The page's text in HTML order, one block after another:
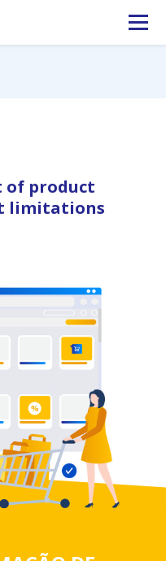
of product
limitations